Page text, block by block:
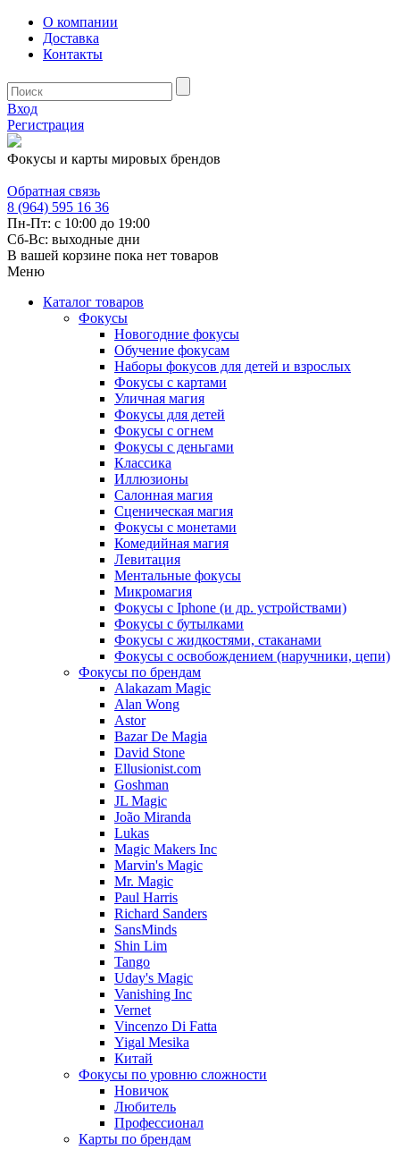
О компании
Доставка
Контакты
Вход
Регистрация
Фокусы и карты мировых брендов
Обратная связь
8 (964) 595 16 36
Пн-Пт: с 10:00 до 19:00
Сб-Вс: выходные дни
В вашей корзине пока нет товаров
Меню
Каталог товаров
Фокусы
Новогодние фокусы
Обучение фокусам
Наборы фокусов для детей и взрослых
Фокусы с картами
Уличная магия
Фокусы для детей
Фокусы с огнем
Фокусы с деньгами
Классика
Иллюзионы
Салонная магия
Сценическая магия
Фокусы с монетами
Комедийная магия
Левитация
Ментальные фокусы
Микромагия
Фокусы с Iphone (и др. устройствами)
Фокусы с бутылками
Фокусы с жидкостями, стаканами
Фокусы с освобождением (наручники, цепи)
Фокусы по брендам
Alakazam Magic
Alan Wong
Astor
Bazar De Magia
David Stone
Ellusionist.com
Goshman
JL Magic
João Miranda
Lukas
Magic Makers Inc
Marvin's Magic
Mr. Magic
Paul Harris
Richard Sanders
SansMinds
Shin Lim
Tango
Uday's Magic
Vanishing Inc
Vernet
Vincenzo Di Fatta
Yigal Mesika
Китай
Фокусы по уровню сложности
Новичок
Любитель
Профессионал
Карты по брендам